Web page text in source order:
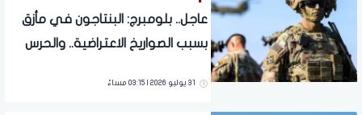
عاجل.. بلومبرج: البنتاجون في مأزق
بسبب الصواريخ الاعتراضية.. والحرس
31 يوليو 2026 | 03:15 مساءً